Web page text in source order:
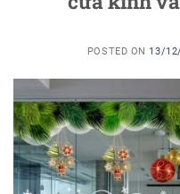
POSTED ON 13/